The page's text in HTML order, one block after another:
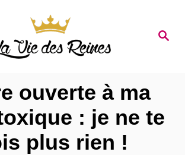
S
ouverte à ma
: je ne te
plus rien !